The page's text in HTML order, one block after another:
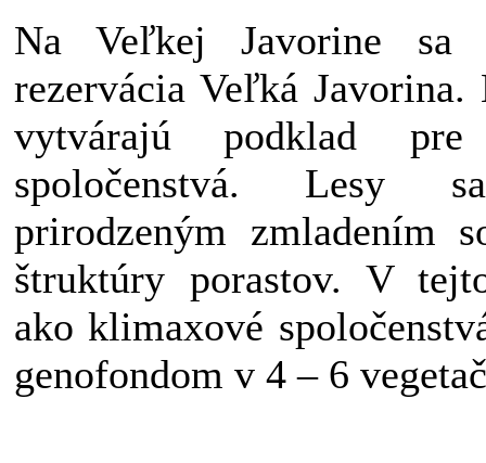
Na Veľkej Javorine sa
rezervácia Veľká
vytvárajú podklad pre
spoločenstvá. Lesy
prirodzeným zmladením
štruktúry porastov. V
ako klimaxové
genofondom v 4 – 6